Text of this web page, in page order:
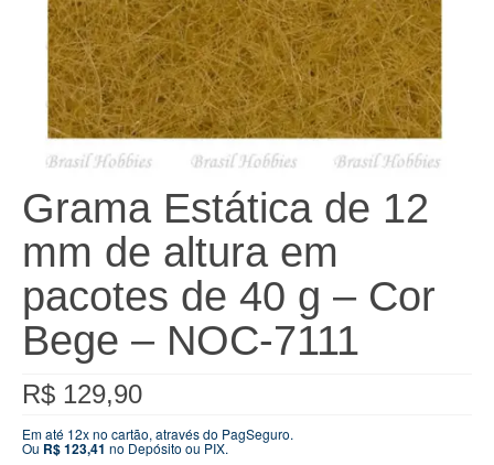
Grama Estática de 12
mm de altura em
pacotes de 40 g – Cor
Bege – NOC-7111
R$ 129,90
Em até 12x no cartão, através do PagSeguro.
Ou R$123,41 no Depósito ou PIX.